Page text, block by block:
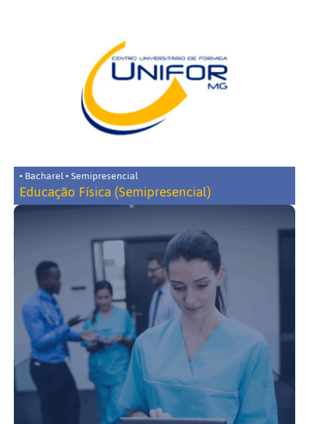
• Bacharel • Semipresencial
Educação Física (Semipresencial)